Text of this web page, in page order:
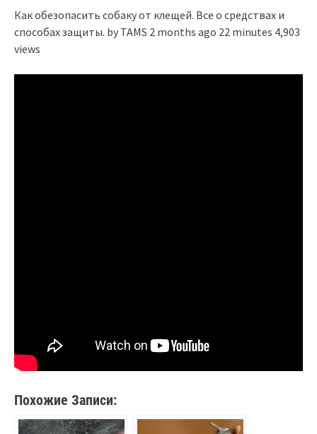
Как обезопасить собаку от клещей. Все о средствах и
способах защиты. by TAMS 2 months ago 22 minutes 4,903
views
Похожие Записи: